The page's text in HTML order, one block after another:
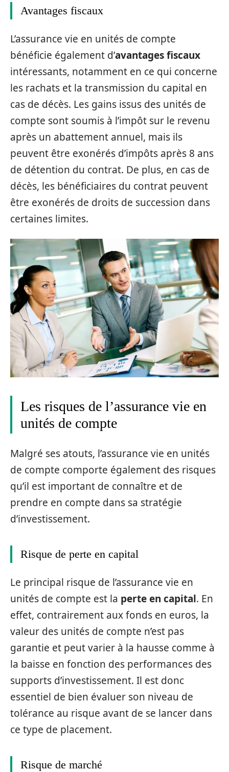
Avantages fiscaux
L’assurance vie en unités de compte
bénéficie également d’avantages fiscaux
intéressants, notamment en ce qui concerne
les rachats et la transmission du capital en
cas de décès. Les gains issus des unités de
compte sont soumis à l’impôt sur le revenu
après un abattement annuel, mais ils
peuvent être exonérés d’impôts après 8 ans
de détention du contrat. De plus, en cas de
décès, les bénéficiaires du contrat peuvent
être exonérés de droits de succession dans
certaines limites.
Les risques de l’assurance vie en
unités de compte
Malgré ses atouts, l’assurance vie en unités
de compte comporte également des risques
qu’il est important de connaître et de
prendre en compte dans sa stratégie
d’investissement.
Risque de perte en capital
Le principal risque de l’assurance vie en
unités de compte est la perte en capital. En
effet, contrairement aux fonds en euros, la
valeur des unités de compte n’est pas
garantie et peut varier à la hausse comme à
la baisse en fonction des performances des
supports d’investissement. Il est donc
essentiel de bien évaluer son niveau de
tolérance au risque avant de se lancer dans
ce type de placement.
Risque de marché